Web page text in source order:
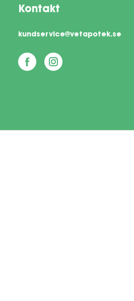
Kontakt
kundservice@vetapotek.se